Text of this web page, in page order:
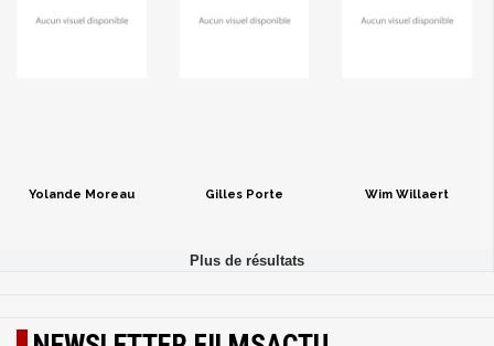
Yolande Moreau Gilles Porte Wim Willaert